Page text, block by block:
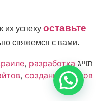
их успеху оставьте
свяжемся с вами.
תוייג , разработка
, создание сайтов